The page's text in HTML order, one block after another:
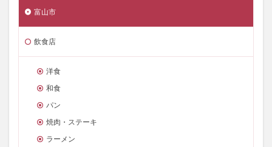
富山市
飲食店
洋食
和食
パン
焼肉・ステーキ
ラーメン